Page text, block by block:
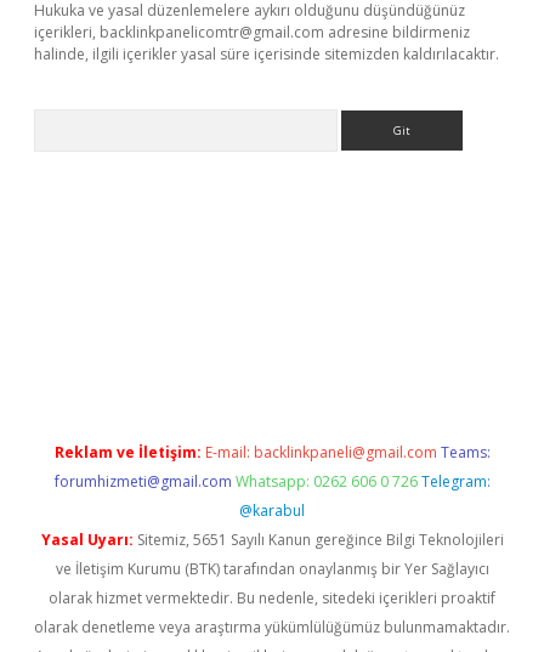
Hukuka ve yasal düzenlemelere aykırı olduğunu düşündüğünüz
içerikleri, backlinkpanelicomtr@gmail.com adresine bildirmeniz
halinde, ilgili içerikler yasal süre içerisinde sitemizden kaldırılacaktır.
Reklam ve İletişim: E-mail: backlinkpaneli@gmail.com Teams:
forumhizmeti@gmail.com Whatsapp: 0262 606 0 726 Telegram:
@karabul
Yasal Uyarı: Sitemiz, 5651 Sayılı Kanun gereğince Bilgi Teknolojileri
ve İletişim Kurumu (BTK) tarafından onaylanmış bir Yer Sağlayıcı
olarak hizmet vermektedir. Bu nedenle, sitedeki içerikleri proaktif
olarak denetleme veya araştırma yükümlülüğümüz bulunmamaktadır.